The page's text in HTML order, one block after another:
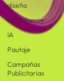
diseño
ecommerce
IA
Pautaje
Campañas
Publicitarias